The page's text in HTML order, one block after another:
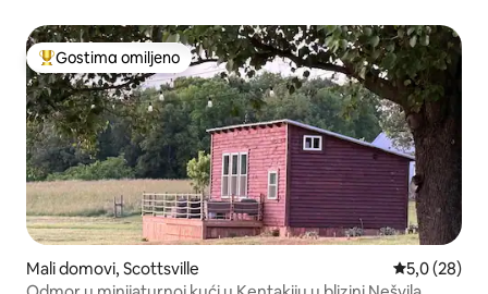
Najuspešniji među gostima omiljenim
Gostima omiljeno
Mali domovi, Scottsville Prosečna
5,0 (28)